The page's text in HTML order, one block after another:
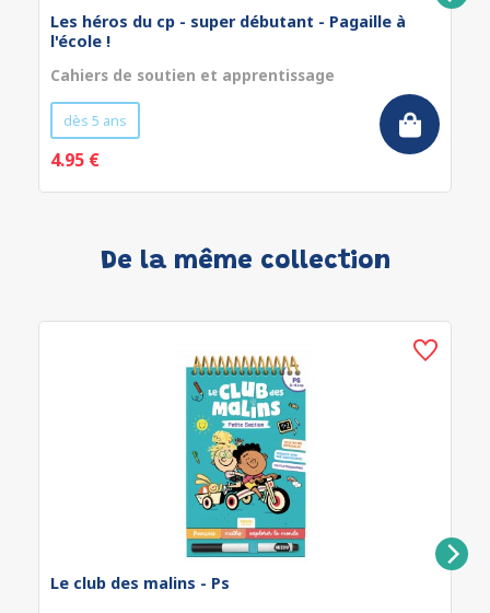
Les héros du cp - super débutant - Pagaille à
l'école !
Cahiers de soutien et apprentissage
dès 5 ans
4.95 €
De la même collection
Le club des malins - Ps